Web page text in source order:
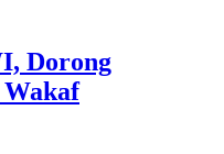
Dorong
Wakaf